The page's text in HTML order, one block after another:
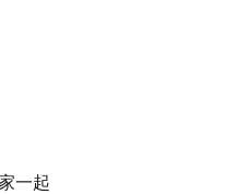
一起